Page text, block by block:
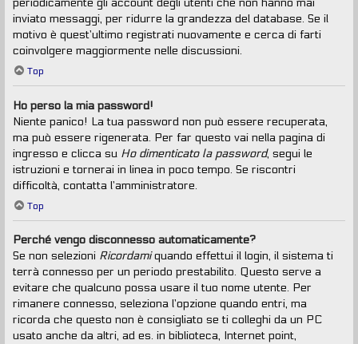
periodicamente gli account degli utenti che non hanno mai
inviato messaggi, per ridurre la grandezza del database. Se il
motivo è quest’ultimo registrati nuovamente e cerca di farti
coinvolgere maggiormente nelle discussioni.
Top
Ho perso la mia password!
Niente panico! La tua password non può essere recuperata,
ma può essere rigenerata. Per far questo vai nella pagina di
ingresso e clicca su Ho dimenticato la password, segui le
istruzioni e tornerai in linea in poco tempo. Se riscontri
difficoltà, contatta l’amministratore.
Top
Perché vengo disconnesso automaticamente?
Se non selezioni Ricordamiquando effettui il login, il sistema ti
terrà connesso per un periodo prestabilito. Questo serve a
evitare che qualcuno possa usare il tuo nome utente. Per
rimanere connesso, seleziona l’opzione quando entri, ma
ricorda che questo non è consigliato se ti colleghi da un PC
usato anche da altri, ad es. in biblioteca, Internet point,